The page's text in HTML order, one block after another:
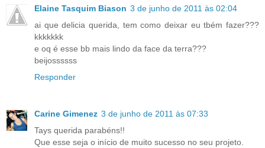
Elaine Tasquim Biason 3 de junho de 2011 às 02:04
ai que delicia querida, tem como deixar eu tbém fazer???
kkkkkkk
e oq é esse bb mais lindo da face da terra???
beijossssss
Responder
Carine Gimenez 3 de junho de 2011 às 07:33
Tays querida parabéns!!
Que esse seja o início de muito sucesso no seu projeto.